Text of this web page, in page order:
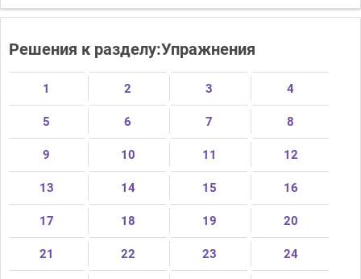
Решения к разделу:Упражнения
1 2 3 4
5 6 7 8
9 10 11 12
13 14 15 16
17 18 19 20
21 22 23 24